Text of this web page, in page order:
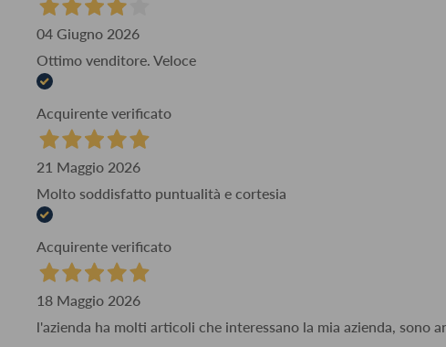
04 Giugno 2026
Ottimo venditore. Veloce
Acquirente verificato
21 Maggio 2026
Molto soddisfatto puntualità e cortesia
Acquirente verificato
18 Maggio 2026
l'azienda ha molti articoli che interessano la mia azienda,